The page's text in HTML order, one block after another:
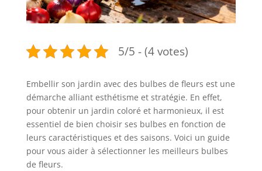
5/5 - (4 votes)
Embellir son jardin avec des bulbes de fleurs est une
démarche alliant esthétisme et stratégie. En effet,
pour obtenir un jardin coloré et harmonieux, il est
essentiel de bien choisir ses bulbes en fonction de
leurs caractéristiques et des saisons. Voici un guide
pour vous aider à sélectionner les meilleurs bulbes
de fleurs.